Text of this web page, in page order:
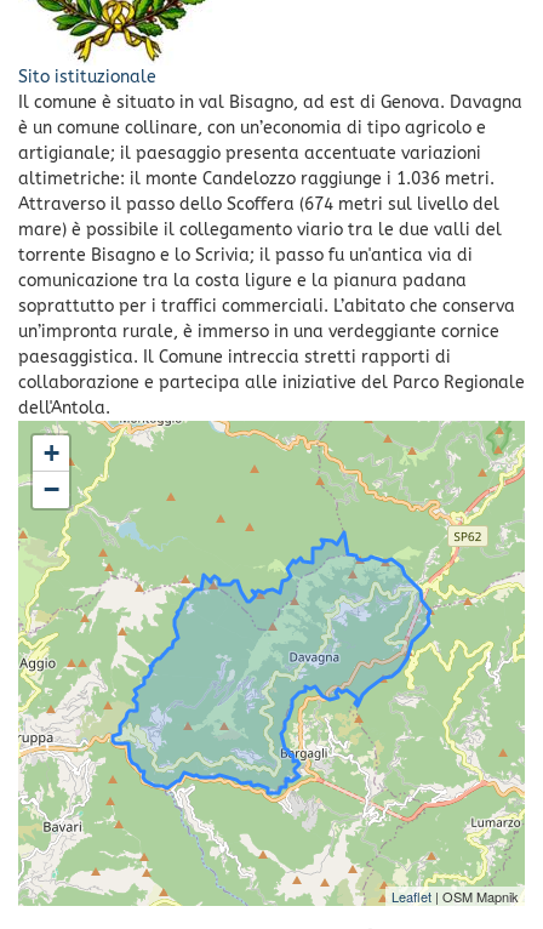
Sito istituzionale
Il comune è situato in val Bisagno, ad est di Genova. Davagna
è un comune collinare, con un’economia di tipo agricolo e
artigianale; il paesaggio presenta accentuate variazioni
altimetriche: il monte Candelozzo raggiunge i 1.036 metri.
Attraverso il passo dello Scoffera (674 metri sul livello del
mare) è possibile il collegamento viario tra le due valli del
torrente Bisagno e lo Scrivia; il passo fu un'antica via di
comunicazione tra la costa ligure e la pianura padana
soprattutto per i traffici commerciali. L’abitato che conserva
un’impronta rurale, è immerso in una verdeggiante cornice
paesaggistica. Il Comune intreccia stretti rapporti di
collaborazione e partecipa alle iniziative del Parco Regionale
dell'Antola.
+
−
Leaflet | OSM Mapnik